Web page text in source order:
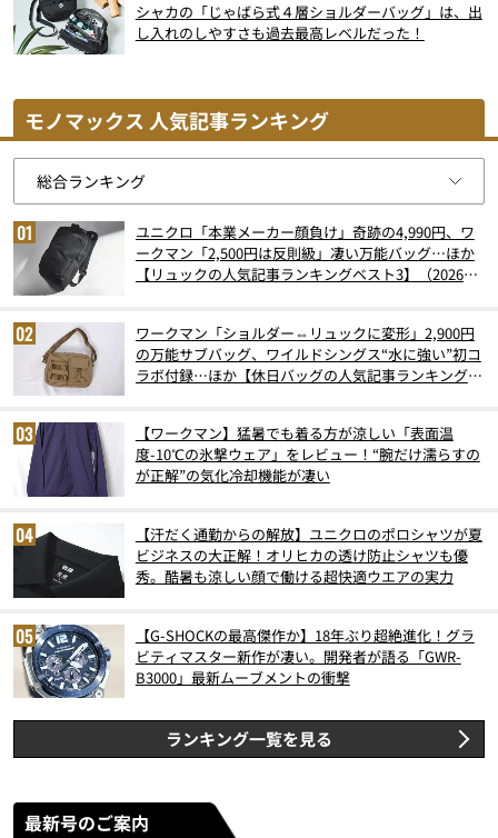
シャカの「じゃばら式４層ショルダーバッグ」は、出
し入れのしやすさも過去最高レベルだった！
モノマックス 人気記事ランキング
ユニクロ「本業メーカー顔負け」奇跡の4,990円、ワ
ークマン「2,500円は反則級」凄い万能バッグ…ほか
【リュックの人気記事ランキングベスト3】（2026年
ワークマン「ショルダー⇔リュックに変形」2,900円
の万能サブバッグ、ワイルドシングス“水に強い”初コ
ラボ付録…ほか【休日バッグの人気記事ランキングベ
【ワークマン】猛暑でも着る方が涼しい「表面温
度-10℃の氷撃ウェア」をレビュー！“腕だけ濡らすの
が正解”の気化冷却機能が凄い
【汗だく通勤からの解放】ユニクロのポロシャツが夏
ビジネスの大正解！オリヒカの透け防止シャツも優
秀。酷暑も涼しい顔で働ける超快適ウエアの実力
【G-SHOCKの最高傑作か】18年ぶり超絶進化！グラ
ビティマスター新作が凄い。開発者が語る「GWR-
B3000」最新ムーブメントの衝撃
ランキング一覧を見る
最新号のご案内